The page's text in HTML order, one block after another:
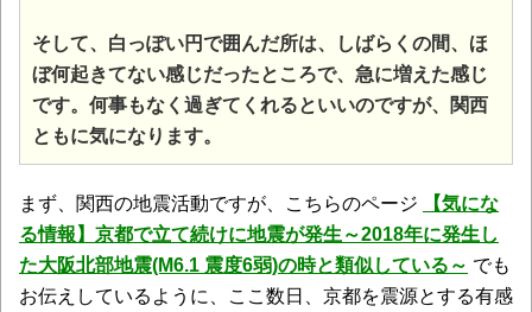
そして、白っぽい円で囲んだ所は、しばらくの間、ほ
ぼ何起きてない感じだったところで、急に増えた感じ
です。何事もなく過ぎてくれるといいのですが、関西
ともに気になります。
まず、関西の地震活動ですが、こちらのページ
【気にな
る情報】京都で立て続けに地震が発生～2018年に発生し
た大阪北部地震(M6.1 震度6弱)の時と類似している～ でも
お伝えしているように、ここ数日、京都を震源とする有感